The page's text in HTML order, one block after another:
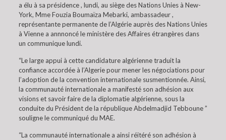
a élu à sa présidence , lundi, au siège des Nations Unies à New-
York, Mme Fouzia Boumaïza Mebarki, ambassadeur ,
représentante permanente de l’Algérie auprès des Nations Unies
à Vienne a annnoncé le ministère des Affaires étrangères dans
un communique lundi.
“Le large appui à cette candidature algérienne traduit la
confiance accordée à l’Algerie pour mener les négociations pour
l’adoption de la convention internationale susmentionnée. Ainsi,
la communauté internationale a manifesté son adhésion aux
visions et savoir faire de la diplomatie algérienne, sous la
conduite du Président de la république Abdelmadjid Tebboune ”
souligne le communiqué du MAE.
“La communauté internationale a ainsi réitéré son adhésion à